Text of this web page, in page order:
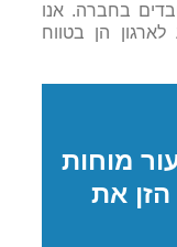
בחברה. אנו
הן בטווח
מוחות
את